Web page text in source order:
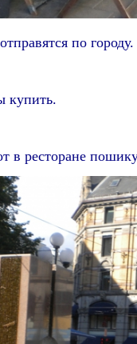
по городу.
купить.
в ресторане